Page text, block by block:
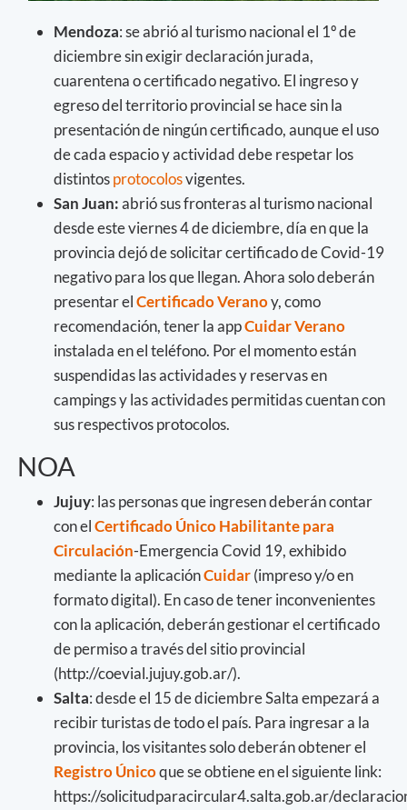
Mendoza: se abrió al turismo nacional el 1º de
diciembre sin exigir declaración jurada,
cuarentena o certificado negativo. El ingreso y
egreso del territorio provincial se hace sin la
presentación de ningún certificado, aunque el uso
de cada espacio y actividad debe respetar los
distintosprotocolosvigentes.
San Juan:abrió sus fronteras al turismo nacional
desde este viernes 4 de diciembre, día en que la
provincia dejó de solicitar certificado de Covid-19
negativo para los que llegan. Ahora solo deberán
presentar elCertificado Veranoy, como
recomendación, tener la appCuidar Verano
instalada en el teléfono. Por el momento están
suspendidas las actividades y reservas en
campings y las actividades permitidas cuentan con
sus respectivos protocolos.
NOA
Jujuy: las personas que ingresen deberán contar
con elCertificado Único Habilitante para
Circulación-Emergencia Covid 19, exhibido
mediante la aplicaciónCuidar(impreso y/o en
formato digital). En caso de tener inconvenientes
con la aplicación, deberán gestionar el certificado
de permiso a través del sitio provincial
(http://coevial.jujuy.gob.ar/).
Salta: desde el 15 de diciembre Salta empezará a
recibir turistas de todo el país. Para ingresar a la
provincia, los visitantes solo deberán obtener el
Registro Únicoque se obtiene en el siguiente link:
https://solicitudparacircular4.salta.gob.ar/